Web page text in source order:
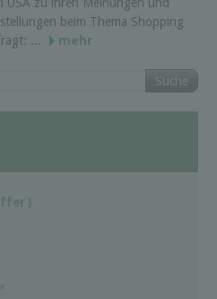
beim Thema Shopping
...
mehr
Suche
)
×